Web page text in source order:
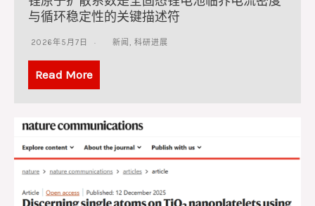
与循环稳定性的关键描述符
2026年5月7日 新闻 , 科研进展
Read More